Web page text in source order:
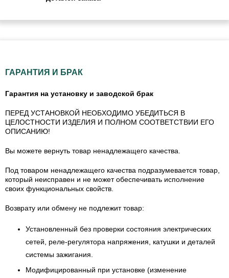
ГАРАНТИЯ И БРАК
Гарантия на установку и заводской брак
ПЕРЕД УСТАНОВКОЙ НЕОБХОДИМО УБЕДИТЬСЯ В
ЦЕЛОСТНОСТИ ИЗДЕЛИЯ И ПОЛНОМ СООТВЕТСТВИИ ЕГО
ОПИСАНИЮ!
Вы можете вернуть товар ненадлежащего качества.
Под товаром ненадлежащего качества подразумевается товар,
который неисправен и не может обеспечивать исполнение
своих функциональных свойств.
Возврату или обмену не подлежит товар:
Установленный без проверки состояния электрических
сетей, реле-регулятора напряжения, катушки и деталей
системы зажигания.
Модифицированный при установке (изменение